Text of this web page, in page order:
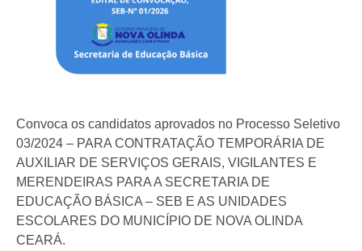
Convoca os candidatos aprovados no Processo Seletivo
03/2024 – PARA CONTRATAÇÃO TEMPORÁRIA DE
AUXILIAR DE SERVIÇOS GERAIS, VIGILANTES E
MERENDEIRAS PARA A SECRETARIA DE
EDUCAÇÃO BÁSICA – SEB E AS UNIDADES
ESCOLARES DO MUNICÍPIO DE NOVA OLINDA
CEARÁ.